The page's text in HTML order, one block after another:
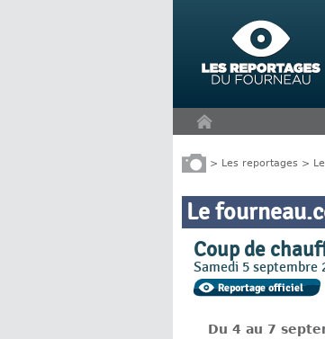
> Les reportages >
Le
Coup de
Samedi 5 septembre
Du 4 au 7